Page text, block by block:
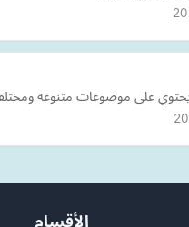
على موضوعات متنوعه
الأقسام